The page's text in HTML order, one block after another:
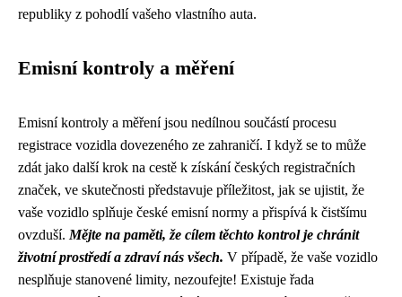
republiky z pohodlí vašeho vlastního auta.
Emisní kontroly a měření
Emisní kontroly a měření jsou nedílnou součástí procesu
registrace vozidla dovezeného ze zahraničí. I když se to může
zdát jako další krok na cestě k získání českých registračních
značek, ve skutečnosti představuje příležitost, jak se ujistit, že
vaše vozidlo splňuje české emisní normy a přispívá k čistšímu
ovzduší. Mějte na paměti, že cílem těchto kontrol je chránit
životní prostředí a zdraví nás všech. V případě, že vaše vozidlo
nesplňuje stanovené limity, nezoufejte! Existuje řada